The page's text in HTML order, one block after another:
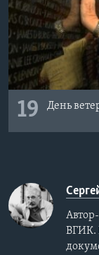
19 День
ВГИК.